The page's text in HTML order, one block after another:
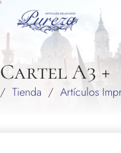
Cartel A3 +
/ Tienda / Artículos